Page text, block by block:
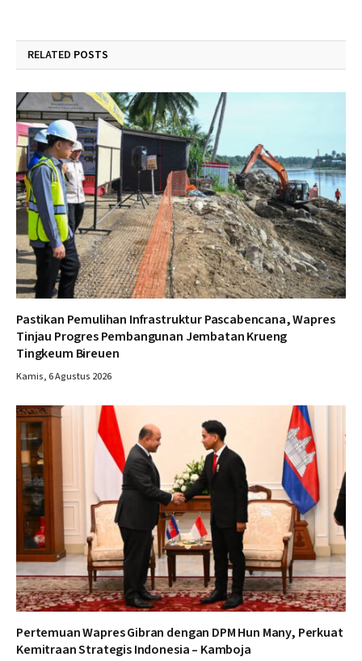
RELATED POSTS
Pastikan Pemulihan Infrastruktur Pascabencana, Wapres
Tinjau Progres Pembangunan Jembatan Krueng
Tingkeum Bireuen
Kamis, 6 Agustus 2026
Pertemuan Wapres Gibran dengan DPM Hun Many, Perkuat
Kemitraan Strategis Indonesia – Kamboja